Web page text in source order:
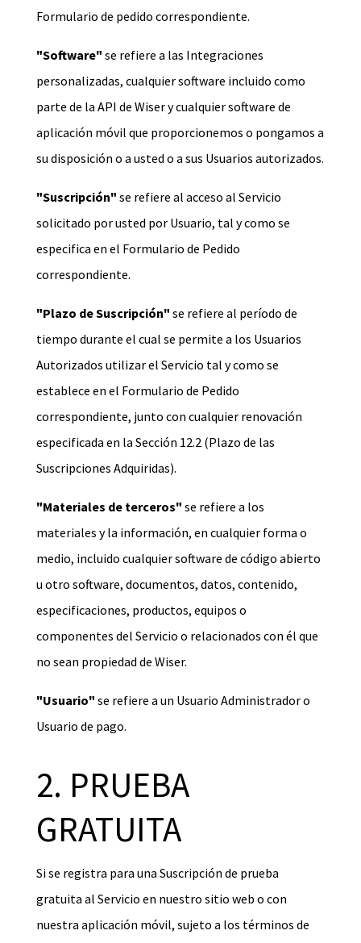
Formulario de pedido correspondiente.
"Software" se refiere a las Integraciones
personalizadas, cualquier software incluido como
parte de la API de Wiser y cualquier software de
aplicación móvil que proporcionemos o pongamos a
su disposición o a usted o a sus Usuarios autorizados.
"Suscripción" se refiere al acceso al Servicio
solicitado por usted por Usuario, tal y como se
especifica en el Formulario de Pedido
correspondiente.
"Plazo de Suscripción" se refiere al período de
tiempo durante el cual se permite a los Usuarios
Autorizados utilizar el Servicio tal y como se
establece en el Formulario de Pedido
correspondiente, junto con cualquier renovación
especificada en la Sección 12.2 (Plazo de las
Suscripciones Adquiridas).
"Materiales de terceros" se refiere a los
materiales y la información, en cualquier forma o
medio, incluido cualquier software de código abierto
u otro software, documentos, datos, contenido,
especificaciones, productos, equipos o
componentes del Servicio o relacionados con él que
no sean propiedad de Wiser.
"Usuario" se refiere a un Usuario Administrador o
Usuario de pago.
2. PRUEBA
GRATUITA
Si se registra para una Suscripción de prueba
gratuita al Servicio en nuestro sitio web o con
nuestra aplicación móvil, sujeto a los términos de